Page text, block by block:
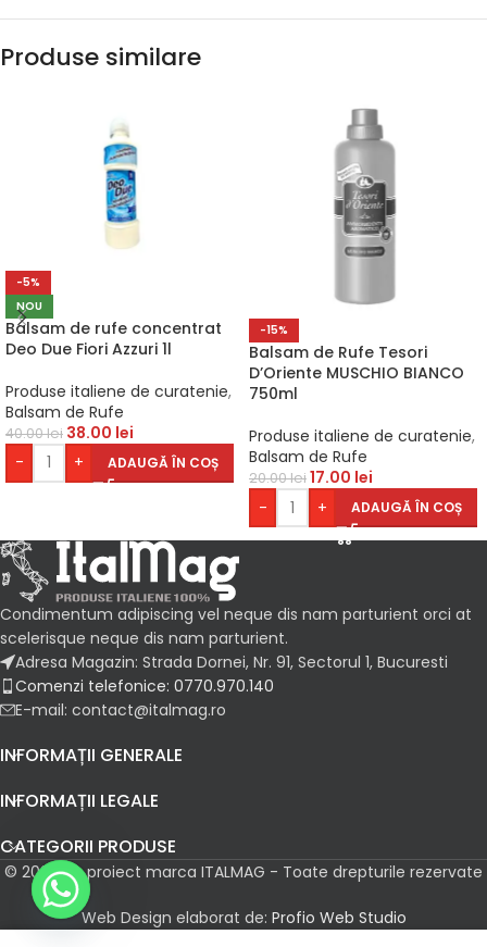
Produse similare
-5%
NOU
Balsam de rufe concentrat
Deo Due Fiori Azzuri 1l
Produse italiene de curatenie,
Balsam de Rufe
40.00lei 38.00 lei
-
+ ADAUGĂ ÎN COȘ
-15%
Balsam de Rufe Tesori
D’Oriente MUSCHIO BIANCO
750ml
Produse italiene de curatenie,
Balsam de Rufe
20.00lei17.00 lei
-
+ ADAUGĂ ÎN COȘ
Condimentum adipiscing vel neque dis nam parturient orci at
scelerisque neque dis nam parturient.
Adresa Magazin: Strada Dornei, Nr. 91, Sectorul 1, Bucuresti
Comenzi telefonice: 0770.970.140
E-mail: contact@italmag.ro
INFORMAȚII GENERALE
INFORMAȚII LEGALE
CATEGORII PRODUSE
© 2026 Un proiect marca ITALMAG - Toate drepturile rezervate
Web Design elaborat de: Profio Web Studio